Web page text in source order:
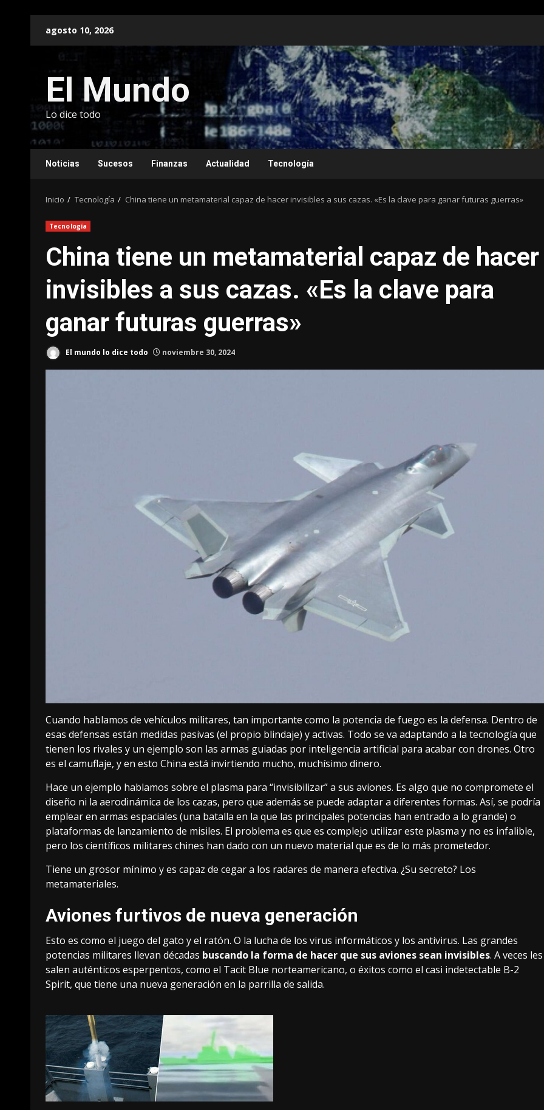
agosto 10, 2026
El Mundo
Lo dice todo
Noticias Sucesos Finanzas Actualidad Tecnología
Inicio Tecnología China tiene un metamaterial capaz de hacer invisibles a sus cazas. «Es la clave para ganar futuras guerras»
Tecnología
China tiene un metamaterial capaz de hacer
invisibles a sus cazas. «Es la clave para
ganar futuras guerras»
El mundo lo dice todo noviembre 30, 2024
Cuando hablamos de vehículos militares, tan importante como la potencia de fuego es la defensa. Dentro de
esas defensas están medidas pasivas (el propio blindaje) y activas. Todo se va adaptando a la tecnología que
tienen los rivales y un ejemplo son las armas guiadas por inteligencia artificial para acabar con drones. Otro
es el camuflaje, y en esto China está invirtiendo mucho, muchísimo dinero.
Hace un ejemplo hablamos sobre el plasma para “invisibilizar” a sus aviones. Es algo que no compromete el
diseño ni la aerodinámica de los cazas, pero que además se puede adaptar a diferentes formas. Así, se podría
emplear en armas espaciales (una batalla en la que las principales potencias han entrado a lo grande) o
plataformas de lanzamiento de misiles. El problema es que es complejo utilizar este plasma y no es infalible,
pero los científicos militares chines han dado con un nuevo material que es de lo más prometedor.
Tiene un grosor mínimo y es capaz de cegar a los radares de manera efectiva. ¿Su secreto? Los
metamateriales.
Aviones furtivos de nueva generación
Esto es como el juego del gato y el ratón. O la lucha de los virus informáticos y los antivirus. Las grandes
potencias militares llevan décadas buscando la forma de hacer que sus aviones sean invisibles. A veces les
salen auténticos esperpentos, como el Tacit Blue norteamericano, o éxitos como el casi indetectable B-2
Spirit, que tiene una nueva generación en la parrilla de salida.